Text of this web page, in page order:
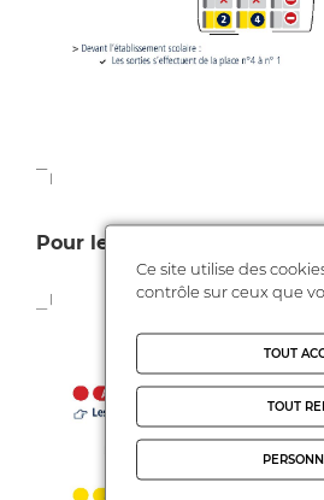
Pour les cars de 20 places :
Ce site utilise des
contrôle sur ceux que
TOUT
TOUT